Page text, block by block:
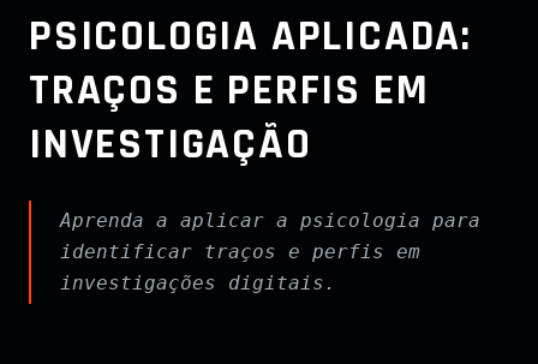
PSICOLOGIA APLICADA:
TRAÇOS E PERFIS EM
INVESTIGAÇÃO
Aprenda a aplicar a psicologia para
identificar traços e perfis em
investigações digitais.